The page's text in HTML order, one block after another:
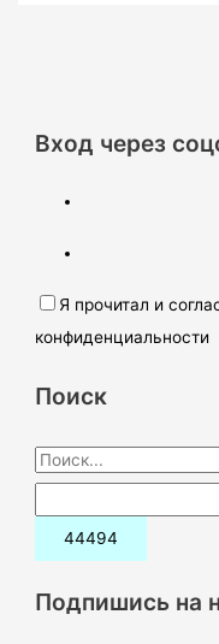
Вход через
Я прочитал и
конфиденциальности
Поиск
П
о
и
:Подпишись на